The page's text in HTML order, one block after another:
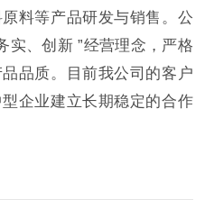
料等产品研发与销售。公
实、创新 ”经营理念，严格
品质。目前我公司的客户
企业建立长期稳定的合作